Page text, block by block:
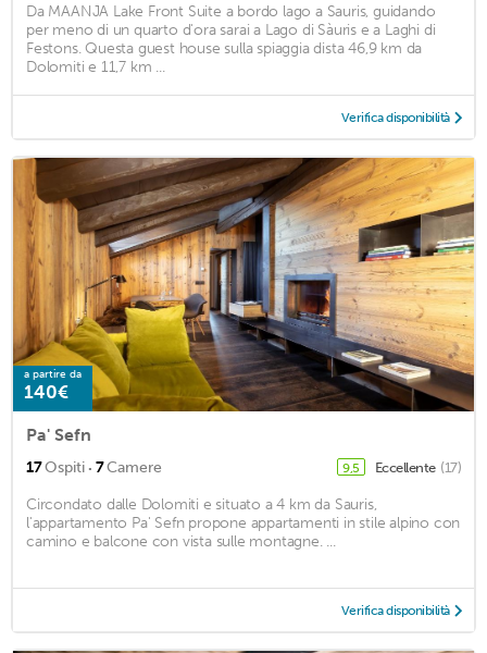
Da MAANJA Lake Front Suite a bordo lago a Sauris, guidando
per meno di un quarto d'ora sarai a Lago di Sàuris e a Laghi di
Festons. Questa guest house sulla spiaggia dista 46,9 km da
Dolomiti e 11,7 km ...
Verifica disponibilità
a partire da
140€
Pa' Sefn
17Ospiti · 7Camere 9,5 Eccellente (17)
Circondato dalle Dolomiti e situato a 4 km da Sauris,
l'appartamento Pa' Sefn propone appartamenti in stile alpino con
camino e balcone con vista sulle montagne. ...
Verifica disponibilità